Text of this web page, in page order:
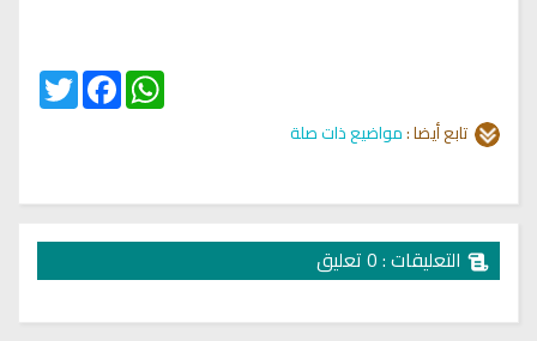
Twitter
FacebookWhatsApp
تابع أيضا :مواضيع ذات صلة
التعليقات : 0 تعليق